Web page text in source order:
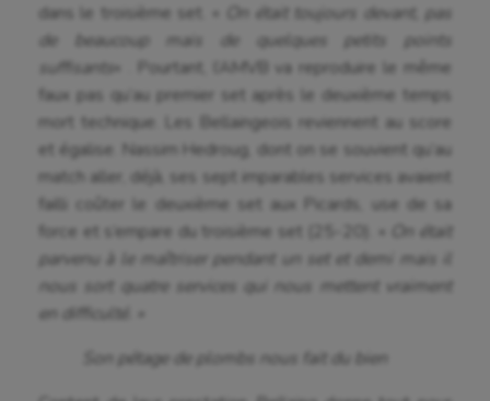
dans le troisième set. «
On était toujours devant, pas
de beaucoup mais de quelques petits points
suffisants« . Pourtant, l’AMVB va reproduire le même
faux pas qu’au premier set après le deuxième temps
mort technique. Les Bellaingeois reviennent au score
et égalise. Nassim Hedroug, dont on se souvient qu’au
match aller, déjà, ses sept imparables services avaient
failli coûter le deuxième set aux Picards, use de sa
force et s’empare du troisième set (25-20). «
On était
parvenu à le maîtriser pendant un set et demi mais il
nous sort quatre services qui nous mettent vraiment
en difficulté. »
Son pétage de plombs nous fait du bien